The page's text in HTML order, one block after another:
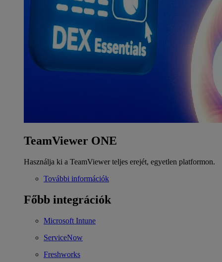
TeamViewer ONE
Használja ki a TeamViewer teljes erejét, egyetlen platformon.
További információk
Főbb integrációk
Microsoft Intune
ServiceNow
Freshworks